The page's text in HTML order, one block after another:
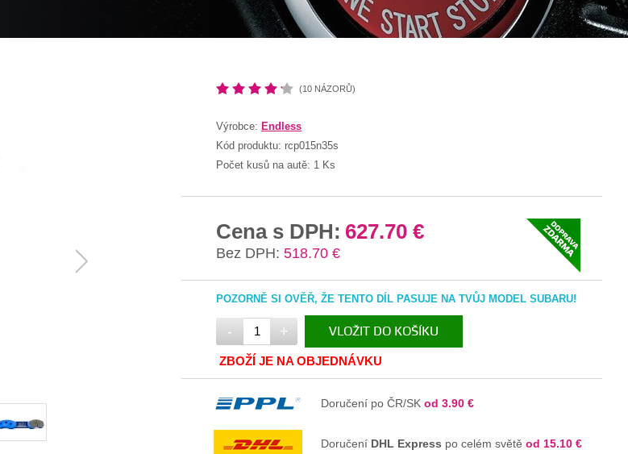
(10 NÁZORŮ)
Výrobce: Endless
Kód produktu: rcp015n35s
Počet kusů na autě: 1 Ks
Cena s DPH: 627.70 €
Bez DPH: 518.70 €
POZORNĚ SI OVĚŘ, ŽE TENTO DÍL PASUJE NA TVŮJ MODEL SUBARU!
- + VLOŽIT DO KOŠÍKU
V KOŠÍKU
ZBOŽÍ JE NA OBJEDNÁVKU
Doručení po ČR/SK od 3.90 €
Doručení DHL Express po celém světě od 15.10 €